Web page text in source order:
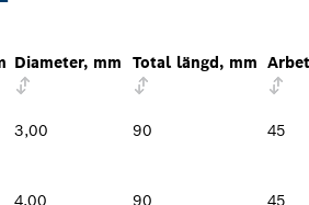
Diameter, mm Total längd, mm
3,00 90 45
4,00 90 45